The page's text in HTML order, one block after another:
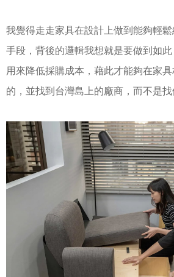
我覺得走走家具在設計上做到能夠輕
手段，背後的邏輯我想就是要做到如
用來降低採購成本，藉此才能夠在家
的，並找到台灣島上的廠商，而不是找